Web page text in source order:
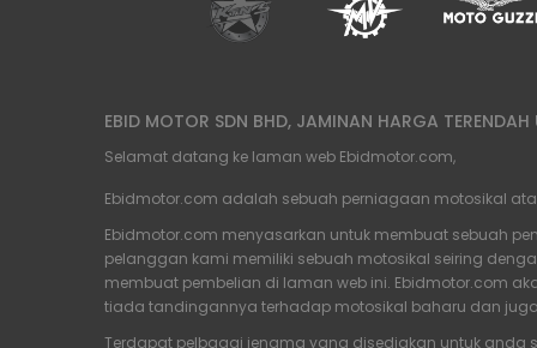
EBID MOTOR SDN BHD, JAMINAN HARGA
Selamat datang ke laman web Ebidmotor.com,
Ebidmotor.com adalah sebuah perniagaan motosikal
Ebidmotor.com menyasarkan untuk membuat sebuah
pelanggan kami memiliki sebuah motosikal seiring
membuat pembelian di laman web ini. Ebidmotor.com
tiada tandingannya terhadap motosikal baharu dan
Terdapat pelbagai jenama yang disediakan untuk anda